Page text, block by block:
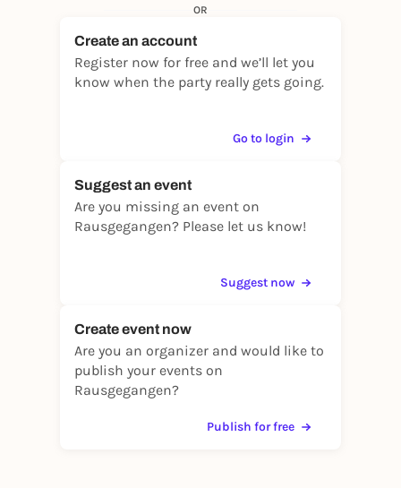
OR
Create an account
Register now for free and we’ll let you
know when the party really gets going.
Go to login
Suggest an event
Are you missing an event on
Rausgegangen? Please let us know!
Suggest now
Create event now
Are you an organizer and would like to
publish your events on
Rausgegangen?
Publish for free